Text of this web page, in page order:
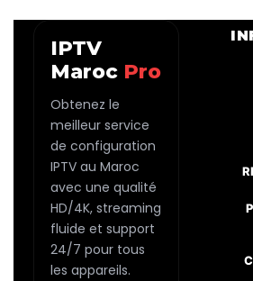
IPTV
Maroc Pro
Obtenez le
meilleur service
de configuration
IPTV au Maroc
avec une qualité
HD/4K, streaming
fluide et support
24/7 pour tous
les appareils.